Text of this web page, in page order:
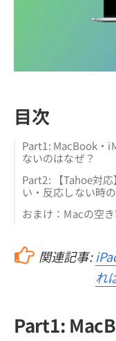
目次
Part1: MacBook・
ないのはなぜ？
Part2: 【Tahoe対
い・反応しない時
おまけ：Macの空
関連記事:
れ
Part1: